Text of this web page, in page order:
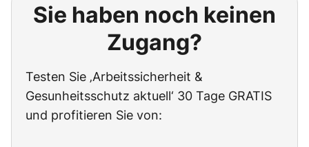
Sie haben noch keinen
Zugang?
Testen Sie ‚Arbeitssicherheit &
Gesunheitsschutz aktuell‘ 30 Tage GRATIS
und profitieren Sie von: